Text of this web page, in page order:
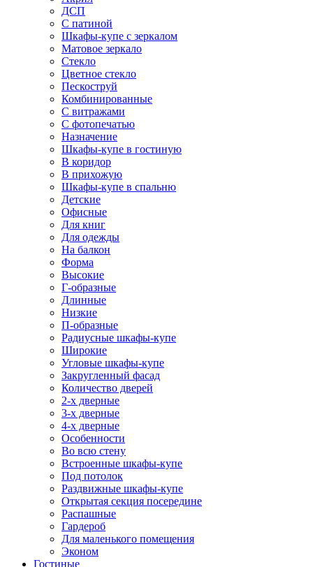
ДСП
С патиной
Шкафы-купе с зеркалом
Матовое зеркало
Стекло
Цветное стекло
Пескоструй
Комбинированные
С витражами
С фотопечатью
Назначение
Шкафы-купе в гостиную
В коридор
В прихожую
Шкафы-купе в спальню
Детские
Офисные
Для книг
Для одежды
На балкон
Форма
Высокие
Г-образные
Длинные
Низкие
П-образные
Радиусные шкафы-купе
Широкие
Угловые шкафы-купе
Закругленный фасад
Количество дверей
2-х дверные
3-х дверные
4-х дверные
Особенности
Во всю стену
Встроенные шкафы-купе
Под потолок
Раздвижные шкафы-купе
Открытая секция посередине
Распашные
Гардероб
Для маленького помещения
Эконом
Гостиные